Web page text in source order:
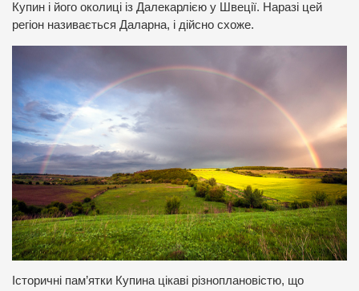
Купин і його околиці із Далекарлією у Швеції. Наразі цей
регіон називається Даларна, і дійсно схоже.
Історичні пам’ятки Купина цікаві різноплановістю, що